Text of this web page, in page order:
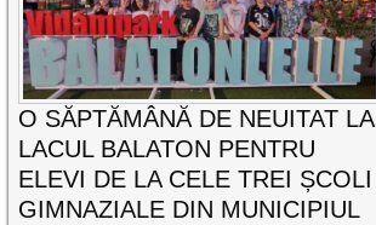
O SĂPTĂMÂNĂ DE NEUITAT LA
LACUL BALATON PENTRU
ELEVI DE LA CELE TREI ȘCOLI
GIMNAZIALE DIN MUNICIPIUL